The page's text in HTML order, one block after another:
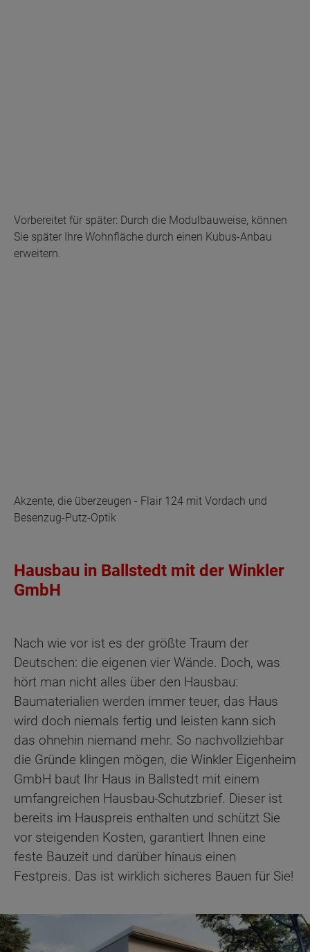
Vorbereitet für später: Durch die Modulbauweise, können
Sie später Ihre Wohnfläche durch einen Kubus-Anbau
erweitern.
Akzente, die überzeugen - Flair 124 mit Vordach und
Besenzug-Putz-Optik
Hausbau in Ballstedt mit der Winkler
GmbH
Nach wie vor ist es der größte Traum der
Deutschen: die eigenen vier Wände. Doch, was
hört man nicht alles über den Hausbau:
Baumaterialien werden immer teuer, das Haus
wird doch niemals fertig und leisten kann sich
das ohnehin niemand mehr. So nachvollziehbar
die Gründe klingen mögen, die Winkler Eigenheim
GmbH baut Ihr Haus in Ballstedt mit einem
umfangreichen Hausbau-Schutzbrief. Dieser ist
bereits im Hauspreis enthalten und schützt Sie
vor steigenden Kosten, garantiert Ihnen eine
feste Bauzeit und darüber hinaus einen
Festpreis. Das ist wirklich sicheres Bauen für Sie!